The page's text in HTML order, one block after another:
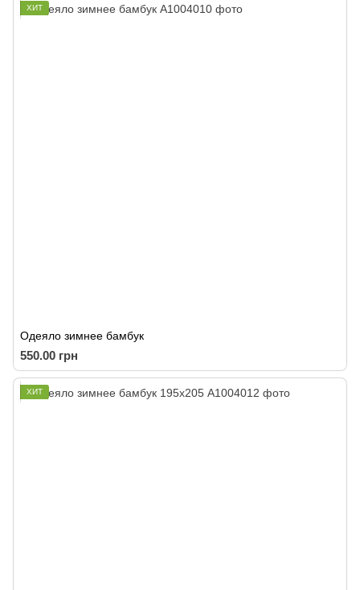
ХИТ
Одеяло зимнее бамбук
550.00 грн
ХИТ